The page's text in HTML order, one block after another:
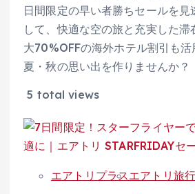
日間限定の早い者勝ちセールを見
して、快適な空の旅と充実した滞
大70%OFFの海外ホテル割引も
夏・秋の思い出を作りませんか？
5 total views
エアトリプラスエアトリ旅行